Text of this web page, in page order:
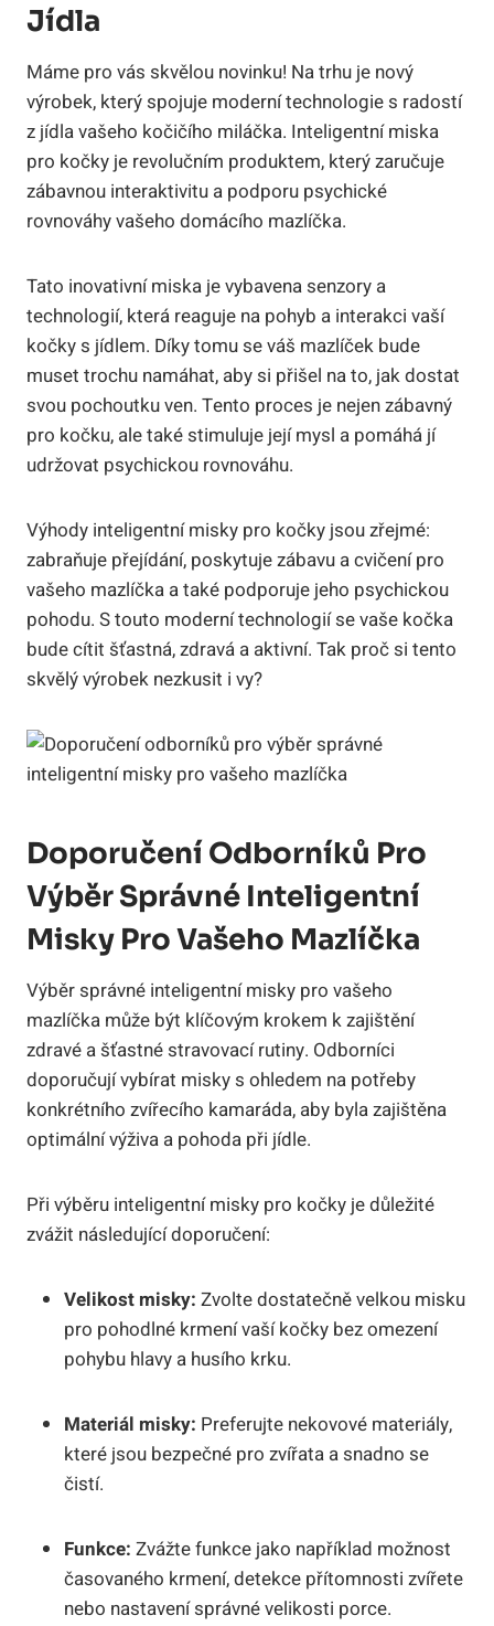
Jídla
Máme pro vás skvělou novinku! Na trhu je nový
výrobek, který spojuje moderní technologie s radostí
z jídla vašeho kočičího miláčka. Inteligentní miska
pro kočky je revolučním produktem, který zaručuje
zábavnou interaktivitu a podporu psychické
rovnováhy vašeho domácího mazlíčka.
Tato inovativní miska je vybavena senzory a
technologií, která reaguje na pohyb a interakci vaší
kočky s jídlem. Díky tomu se váš mazlíček bude
muset trochu namáhat, aby si přišel na to, jak dostat
svou pochoutku ven. Tento proces je nejen zábavný
pro kočku, ale také stimuluje její mysl a pomáhá jí
udržovat psychickou rovnováhu.
Výhody inteligentní misky pro kočky jsou zřejmé:
zabraňuje přejídání, poskytuje zábavu a cvičení pro
vašeho mazlíčka a také podporuje jeho psychickou
pohodu. S touto moderní technologií se vaše kočka
bude cítit šťastná, zdravá a aktivní. Tak proč si tento
skvělý výrobek nezkusit i vy?
Doporučení Odborníků Pro
Výběr Správné Inteligentní
Misky Pro Vašeho Mazlíčka
Výběr správné inteligentní misky pro vašeho
mazlíčka může být klíčovým krokem k zajištění
zdravé a šťastné stravovací rutiny. Odborníci
doporučují vybírat misky s ohledem na potřeby
konkrétního zvířecího kamaráda, aby byla zajištěna
optimální výživa a pohoda při jídle.
Při výběru inteligentní misky pro kočky je důležité
zvážit následující doporučení:
Velikost misky: Zvolte dostatečně velkou misku
pro pohodlné krmení vaší kočky bez omezení
pohybu hlavy a husího krku.
Materiál misky: Preferujte nekovové materiály,
které jsou bezpečné pro zvířata a snadno se
čistí.
Funkce: Zvážte funkce jako například možnost
časovaného krmení, detekce přítomnosti zvířete
nebo nastavení správné velikosti porce.